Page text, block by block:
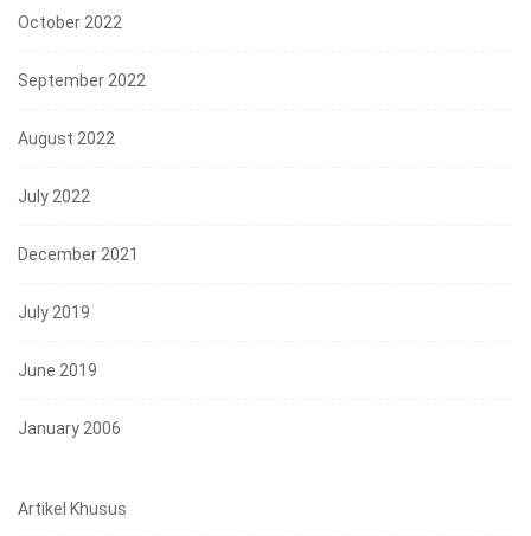
October 2022
September 2022
August 2022
July 2022
December 2021
July 2019
June 2019
January 2006
Artikel Khusus